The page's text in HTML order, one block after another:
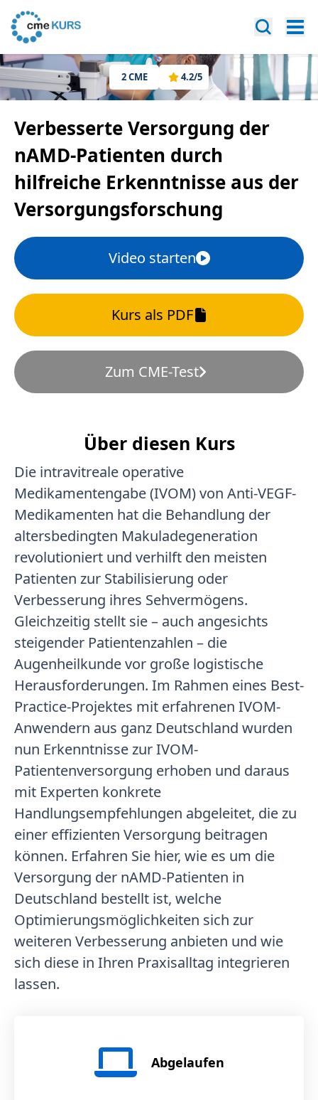
2CME 4.2/5
Verbesserte Versorgung der
nAMD-Patienten durch
hilfreiche Erkenntnisse aus der
Versorgungsforschung
Video starten
Kurs als PDF
Zum CME-Test
Über diesen Kurs
Die intravitreale operative
Medikamentengabe (IVOM) von Anti-VEGF-
Medikamenten hat die Behandlung der
altersbedingten Makuladegeneration
revolutioniert und verhilft den meisten
Patienten zur Stabilisierung oder
Verbesserung ihres Sehvermögens.
Gleichzeitig stellt sie – auch angesichts
steigender Patientenzahlen – die
Augenheilkunde vor große logistische
Herausforderungen. Im Rahmen eines Best-
Practice-Projektes mit erfahrenen IVOM-
Anwendern aus ganz Deutschland wurden
nun Erkenntnisse zur IVOM-
Patientenversorgung erhoben und daraus
mit Experten konkrete
Handlungsempfehlungen abgeleitet, die zu
einer effizienten Versorgung beitragen
können. Erfahren Sie hier, wie es um die
Versorgung der nAMD-Patienten in
Deutschland bestellt ist, welche
Optimierungsmöglichkeiten sich zur
weiteren Verbesserung anbieten und wie
sich diese in Ihren Praxisalltag integrieren
lassen.
Abgelaufen